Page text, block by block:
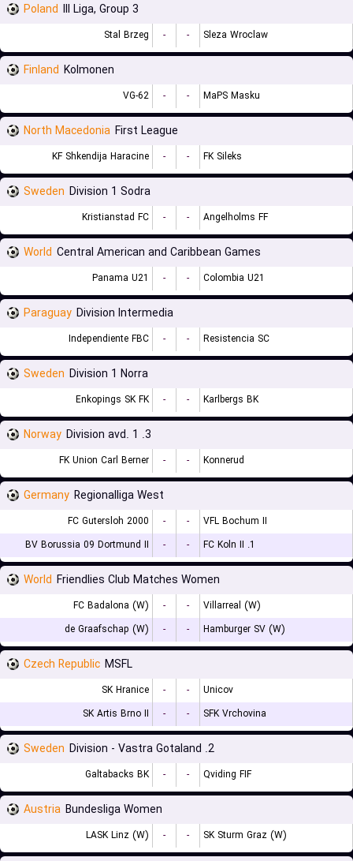
Poland III Liga, Group 3
Stal Brzeg - - Sleza Wroclaw
Finland Kolmonen
VG-62 - - MaPS Masku
North Macedonia First League
KF Shkendija Haracine - - FK Sileks
Sweden Division 1 Sodra
Kristianstad FC - - Angelholms FF
World Central American and Caribbean Games
Panama U21 - - Colombia U21
Paraguay Division Intermedia
Independiente FBC - - Resistencia SC
Sweden Division 1 Norra
Enkopings SK FK - - Karlbergs BK
Norway 3. Division avd. 1
FK Union Carl Berner - - Konnerud
Germany Regionalliga West
FC Gutersloh 2000 - -
VFL Bochum II
BV Borussia 09 Dortmund II
- - 1. FC Koln II
World Friendlies Club Matches Women
FC Badalona (W) - -
Villarreal (W)
de Graafschap (W)
- - Hamburger SV (W)
Czech Republic MSFL
SK Hranice - -
Unicov
SK Artis Brno II
- - SFK Vrchovina
Sweden 2. Division - Vastra Gotaland
Galtabacks BK - - Qviding FIF
Austria Bundesliga Women
LASK Linz (W) - - SK Sturm Graz (W)